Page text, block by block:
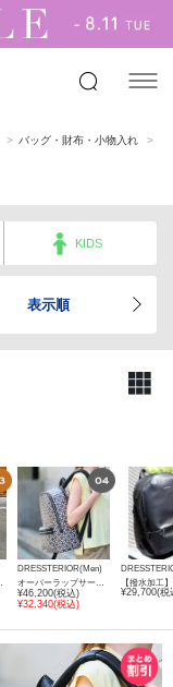
バッグ・財布・小物入れ
KIDS
表示順
DRESSTERIOR(Men)
¥46,200(税込)
¥32,340(税込)
¥29,700(税